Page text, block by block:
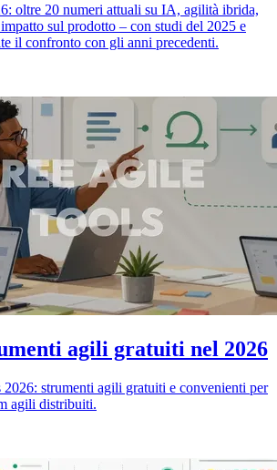
oltre 20 numeri attuali su IA, agilità ibrida,
sul prodotto – con studi del 2025 e
il confronto con gli anni precedenti.
agili gratuiti nel 2026
strumenti agili gratuiti e convenienti per
agili distribuiti.